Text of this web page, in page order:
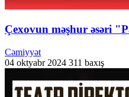
Çexovun məşhur əsəri
Cəmiyyət
04 oktyabr 2024 311 baxış